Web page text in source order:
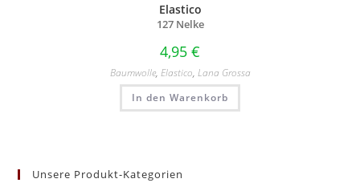
Elastico
127 Nelke
4,95 €
Baumwolle, Elastico, Lana Grossa
In den Warenkorb
Unsere Produkt-Kategorien